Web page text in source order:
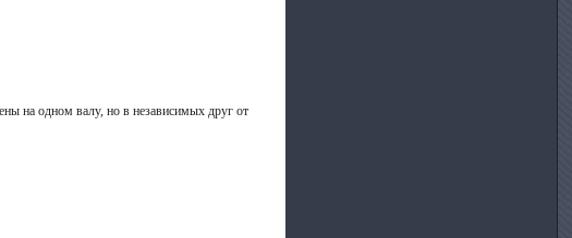
на одном валу, но в независимых друг от